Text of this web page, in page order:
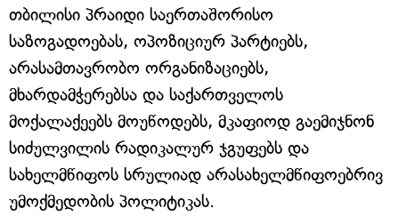
თბილისი პრაიდი საერთაშორისო
საზოგადოებას, ოპოზიციურ პარტიებს,
არასამთავრობო ორგანიზაციებს,
მხარდამჭერებსა და საქართველოს
მოქალაქეებს მოუწოდებს, მკაფიოდ გაემიჯნონ
სიძულვილის რადიკალურ ჯგუფებს და
სახელმწიფოს სრულიად არასახელმწიფოებრივ
უმოქმედობის პოლიტიკას.